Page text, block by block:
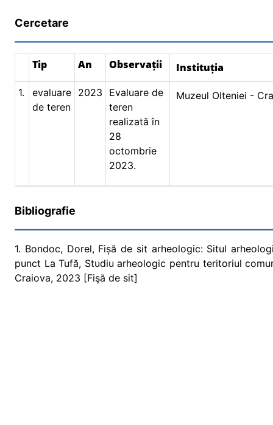
Cercetare
Tip An Observații Instituția
1.
evaluare
de teren
2023
Evaluare de
teren
realizată în
28
octombrie
2023.
Muzeul Olteniei -
Bibliografie
1. Bondoc, Dorel, Fișă de sit arheologic: Situl
punct La Tufă, Studiu arheologic pentru teritoriul
Craiova, 2023 [Fişă de sit]